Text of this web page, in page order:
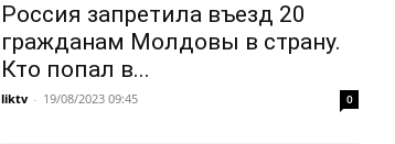
Россия запретила въезд 20
гражданам Молдовы в страну.
Кто попал в...
liktv - 19/08/2023 09:45 0